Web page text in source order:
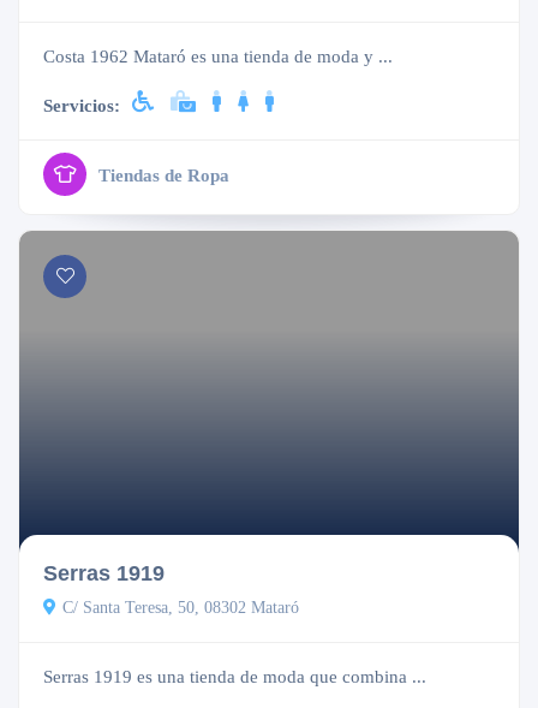
Costa 1962 Mataró es una tienda de moda y ...
Servicios:
Tiendas de Ropa
Serras 1919
C/ Santa Teresa, 50, 08302 Mataró
Serras 1919 es una tienda de moda que combina ...